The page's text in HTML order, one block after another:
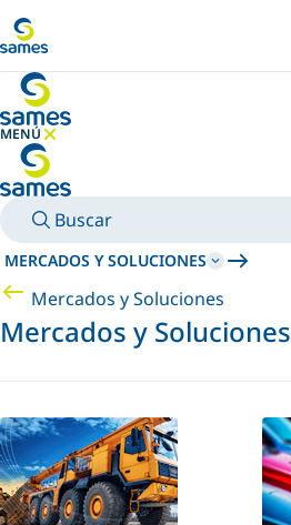
MENÚ
OCULTAR MENÚ
Buscar
MERCADOS Y SOLUCIONES
Mercados y Soluciones
Mercados y Soluciones